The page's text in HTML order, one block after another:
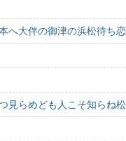
へ大伴の御津の浜松待ち
見らめども人こそ知らね